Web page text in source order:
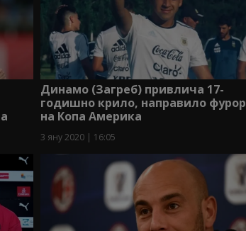
Динамо (Загреб) привлича 17-
годишно крило, направило фурор
на Копа Америка
3 яну 2020 | 16:05